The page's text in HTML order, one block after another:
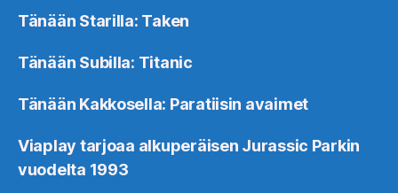
Tänään Starilla: Taken
Tänään Subilla: Titanic
Tänään Kakkosella: Paratiisin avaimet
Viaplay tarjoaa alkuperäisen Jurassic Parkin
vuodelta 1993